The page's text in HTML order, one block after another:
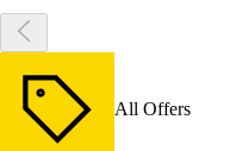
All Offers